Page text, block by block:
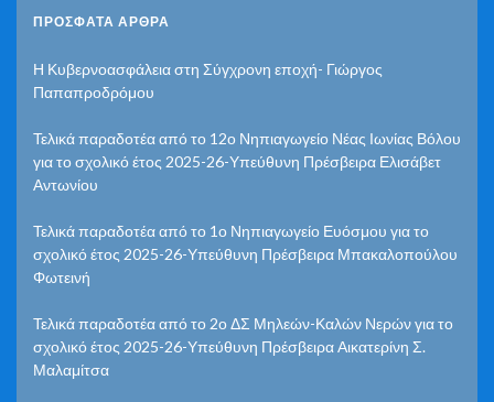
ΠΡΌΣΦΑΤΑ ΆΡΘΡΑ
Η Κυβερνοασφάλεια στη Σύγχρονη εποχή- Γιώργος
Παπαπροδρόμου
Τελικά παραδοτέα από το 12ο Νηπιαγωγείο Νέας Ιωνίας Βόλου
για το σχολικό έτος 2025-26-Υπεύθυνη Πρέσβειρα Ελισάβετ
Αντωνίου
Τελικά παραδοτέα από το 1ο Νηπιαγωγείο Ευόσμου για το
σχολικό έτος 2025-26-Υπεύθυνη Πρέσβειρα Μπακαλοπούλου
Φωτεινή
Τελικά παραδοτέα από το 2ο ΔΣ Μηλεών-Καλών Νερών για το
σχολικό έτος 2025-26-Υπεύθυνη Πρέσβειρα Αικατερίνη Σ.
Μαλαμίτσα